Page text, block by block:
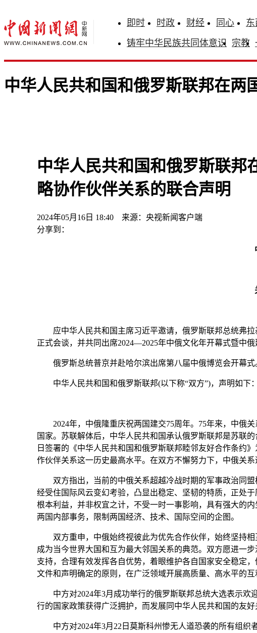
即时 时政 财经 同心 东
铸牢中华民族共同体意识 宗教
中华人民共和国和俄罗斯联邦在两
中华人民共和国和俄罗斯联邦
略协作伙伴关系的联合声明
2024年05月16日 18:40 来源：央视新闻客户端
分享到：
应中华人民共和国主席习近平邀请，俄罗斯联邦总统弗拉
正式会谈，并共同出席2024—2025年中俄文化年开幕式暨中
俄罗斯总统普京并赴哈尔滨出席第八届中俄博览会开幕式
中华人民共和国和俄罗斯联邦(以下称“双方”)，声明如下：
2024年，中俄隆重庆祝两国建交75周年。75年来，中俄关
国家。苏联解体后，中华人民共和国承认俄罗斯联邦是苏联
日签署的《中华人民共和国和俄罗斯联邦睦邻友好合作条约
作伙伴关系这一历史最高水平。在双方不懈努力下，中俄关
双方指出，当前的中俄关系超越冷战时期的军事政治同盟
经受住国际风云变幻考验，凸显出稳定、坚韧的特质，正处
根本利益，并非权宜之计，不受一时一事影响，具有强大的
两国内部事务，限制两国经济、技术、国际空间的企图。
双方重申，中俄始终视彼此为优先合作伙伴，始终坚持相
成为当今世界大国和互为最大邻国关系的典范。双方愿进一
支持，合理有效发挥各自优势，着眼维护各自国家安全稳定
文件和声明确定的原则，在广泛领域开展高质量、高水平的互
中方对2024年3月成功举行的俄罗斯联邦总统大选表示欢
行的国家政策获得广泛拥护，而发展同中华人民共和国的友
中方对2024年3月22日莫斯科州惨无人道恐袭的所有组织